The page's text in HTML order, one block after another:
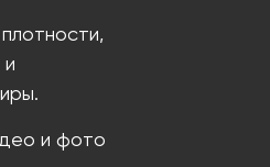
и фото